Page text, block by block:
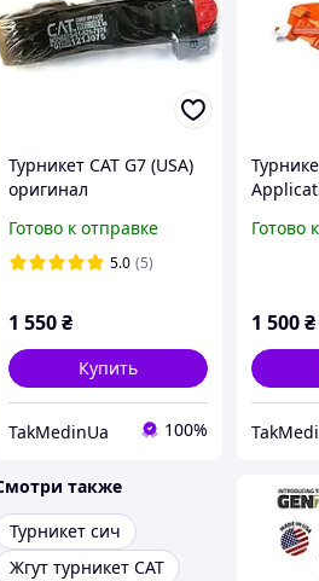
Турникет CAT G7 (USA)
оригинал
Готово к отправке
5.0 (5)
1 550₴
Купить
TakMedinUa 100%
Готово
1 500₴
также
Турникет сич
Жгут турникет CAT